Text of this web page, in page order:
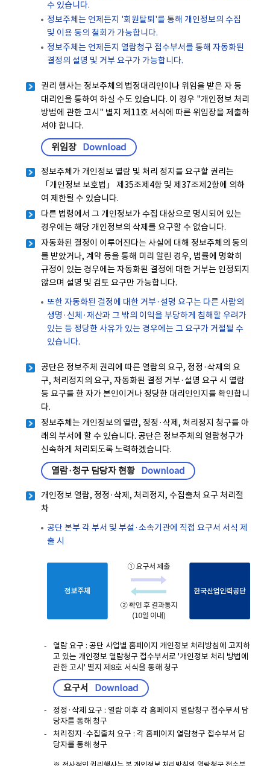
수 있습니다.
정보주체는 언제든지 '회원탈퇴'를 통해 개인정보의 수집
및 이용 동의 철회가 가능합니다.
정보주체는 언제든지 열람청구 접수부서를 통해 자동화된
결정의 설명 및 거부 요구가 가능합니다.
권리 행사는 정보주체의 법정대리인이나 위임을 받은 자 등
대리인을 통하여 하실 수도 있습니다. 이 경우 "개인정보 처리
방법에 관한 고시" 별지 제11호 서식에 따른 위임장을 제출하
셔야 합니다.
위임장 Download
정보주체가 개인정보 열람 및 처리 정지를 요구할 권리는
「개인정보 보호법」 제35조제4항 및 제37조제2항에 의하
여 제한될 수 있습니다.
다른 법령에서 그 개인정보가 수집 대상으로 명시되어 있는
경우에는 해당 개인정보의 삭제를 요구할 수 없습니다.
자동화된 결정이 이루어진다는 사실에 대해 정보주체의 동의
를 받았거나, 계약 등을 통해 미리 알린 경우, 법률에 명확히
규정이 있는 경우에는 자동화된 결정에 대한 거부는 인정되지
않으며 설명 및 검토 요구만 가능합니다.
또한 자동화된 결정에 대한 거부·설명 요구는 다른 사람의
생명·신체·재산과 그 밖의 이익을 부당하게 침해할 우려가
있는 등 정당한 사유가 있는 경우에는 그 요구가 거절될 수
있습니다.
공단은 정보주체 권리에 따른 열람의 요구, 정정·삭제의 요
구, 처리정지의 요구, 자동화된 결정 거부·설명 요구 시 열람
등 요구를 한 자가 본인이거나 정당한 대리인인지를 확인합니
다.
정보주체는 개인정보의 열람, 정정·삭제, 처리정지 청구를 아
래의 부서에 할 수 있습니다. 공단은 정보주체의 열람청구가
신속하게 처리되도록 노력하겠습니다.
열람·청구 담당자 현황 Download
개인정보 열람, 정정·삭제, 처리정지, 수집출처 요구 처리절
차
공단 본부 각 부서 및 부설·소속기관에 직접 요구서 서식 제
출 시
열람 요구 : 공단 사업별 홈페이지 개인정보 처리방침에 고지하
고 있는 개인정보 열람청구 접수부서로 '개인정보 처리 방법에
관한 고시' 별지 제8호 서식을 통해 청구
요구서 Download
정정·삭제 요구 : 열람 이후 각 홈페이지 열람청구 접수부서 담
당자를 통해 청구
처리정지·수집출처 요구 : 각 홈페이지 열람청구 접수부서 담
당자를 통해 청구